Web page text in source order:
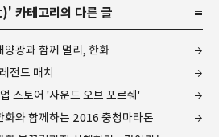
' 카테고리의 다른 글
광과 함께 멀리, 한화
전드 매치
스토어 '사운드 오브 포르쉐'
화와 함께하는 2016 충청마라톤